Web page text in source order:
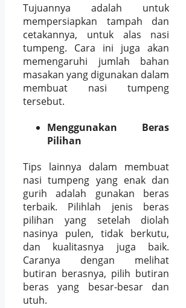
Tujuannya adalah untuk
mempersiapkan tampah dan
cetakannya, untuk alas nasi
tumpeng. Cara ini juga akan
memengaruhi jumlah bahan
masakan yang digunakan dalam
membuat nasi tumpeng
tersebut.
Menggunakan Beras
Pilihan
Tips lainnya dalam membuat
nasi tumpeng yang enak dan
gurih adalah gunakan beras
terbaik. Pilihlah jenis beras
pilihan yang setelah diolah
nasinya pulen, tidak berkutu,
dan kualitasnya juga baik.
Caranya dengan melihat
butiran berasnya, pilih butiran
beras yang besar-besar dan
utuh.